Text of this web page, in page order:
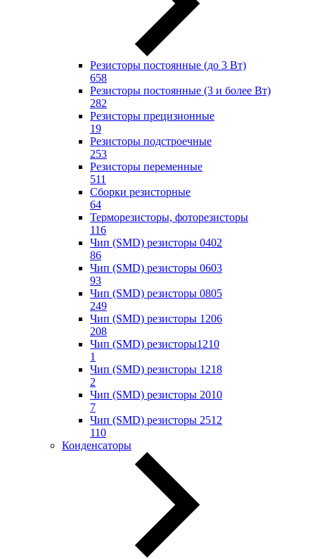
Резисторы постоянные (до 3 Вт)
658
Резисторы постоянные (3 и более Вт)
282
Резисторы прецизионные
19
Резисторы подстроечные
253
Резисторы переменные
511
Сборки резисторные
64
Терморезисторы, фоторезисторы
116
Чип (SMD) резисторы 0402
86
Чип (SMD) резисторы 0603
93
Чип (SMD) резисторы 0805
249
Чип (SMD) резисторы 1206
208
Чип (SMD) резисторы1210
1
Чип (SMD) резисторы 1218
2
Чип (SMD) резисторы 2010
7
Чип (SMD) резисторы 2512
110
Конденсаторы